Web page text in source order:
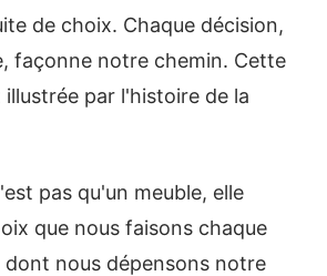
de choix. Chaque décision,
façonne notre chemin. Cette
par l'histoire de la
pas qu'un meuble, elle
que nous faisons chaque
dont nous dépensons notre